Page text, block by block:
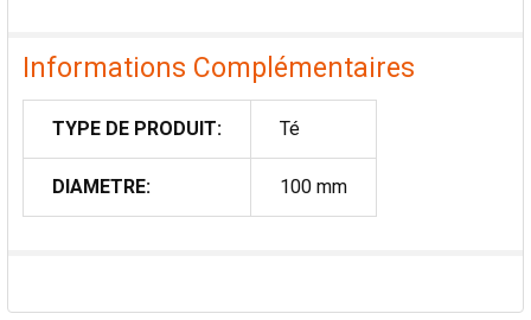
Informations Complémentaires
TYPE DE PRODUIT: Té
DIAMETRE: 100 mm